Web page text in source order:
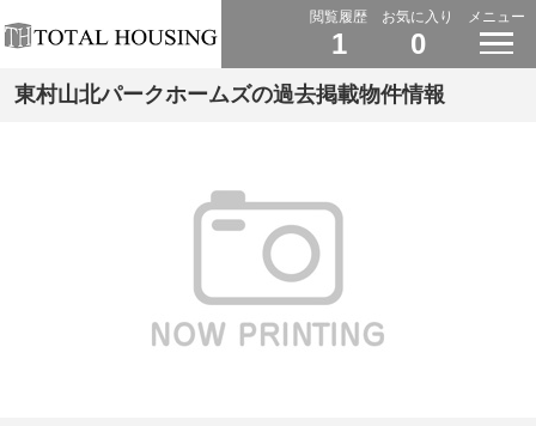
閲覧履歴
1
お気に入り
0
メニュー
東村山北パークホームズの過去掲載物件情報